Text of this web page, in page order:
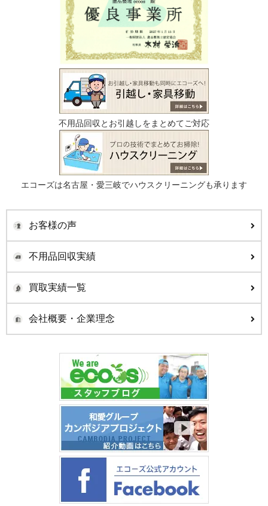
不用品回収とお引越しをまとめてご対応
エコーズは名古屋・愛三岐でハウスクリーニングも承ります
お客様の声
不用品回収実績
買取実績一覧
会社概要・企業理念